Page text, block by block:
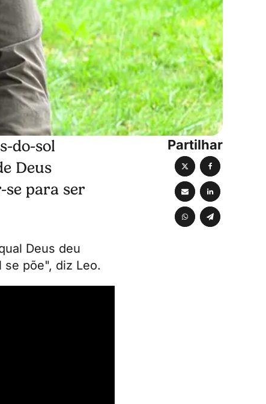
do-sol
Deus
se para ser
Deus deu
põe", diz Leo.
Partilhar